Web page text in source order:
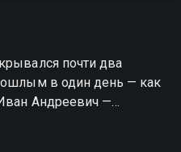
почти два
в один день — как
Андреевич —
с несгибаемым